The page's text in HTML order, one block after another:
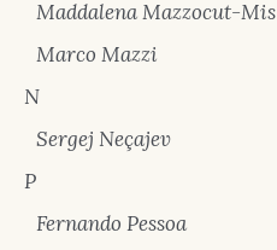
Maddalena Mazzocut-Mis
Marco Mazzi
N
Sergej Neçajev
P
Fernando Pessoa